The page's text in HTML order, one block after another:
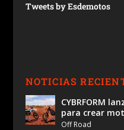
Tweets by Esdemotos
NOTICIAS
CYBRFORM
para crear
Off Road